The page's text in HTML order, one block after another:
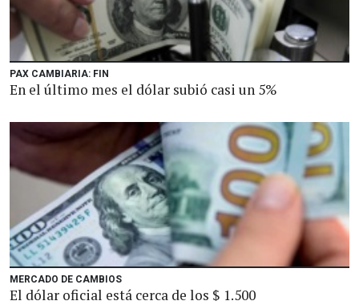
PAX CAMBIARIA: FIN
En el último mes el dólar subió casi un 5%
MERCADO DE CAMBIOS
El dólar oficial está cerca de los $ 1.500